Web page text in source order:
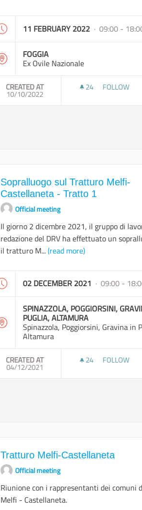
11 FEBRUARY 2022 · 09:00 -
FOGGIA
Ex Ovile Nazionale
CREATED AT
10/10/2022
24 24 FOLLOWERS
FOLLOW
Sopralluogo sul Tratturo Melfi-
Castellaneta - Tratto 1
Official meeting
Il giorno 2 dicembre 2021, il gruppo di
redazione del DRV ha effettuato un
il tratturo M...(read more)
02 DECEMBER 2021 · 09:00 -
SPINAZZOLA, POGGIORSINI,
PUGLIA, ALTAMURA
Spinazzola, Poggiorsini, Gravina in
Altamura
CREATED AT
04/12/2021
24 24 FOLLOWERS
FOLLOW
Tratturo Melfi-Castellaneta
Official meeting
Riunione con i rappresentanti dei comuni
Melfi - Castellaneta.